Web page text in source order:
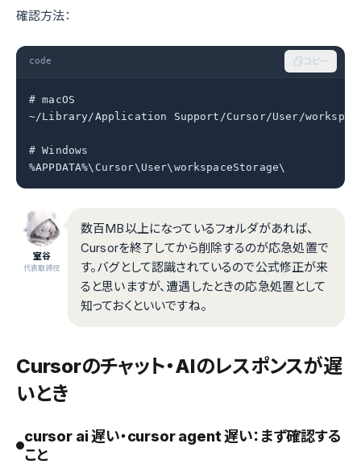
確認方法：
code コピー
# macOS
~/Library/Application Support/Cursor/User/
# Windows
%APPDATA%\Cursor\User\workspaceStorage\
室谷
代表取締役
数百MB以上になっているフォルダがあれば、
Cursorを終了してから削除するのが応急処置で
す。バグとして認識されているので公式修正が来
ると思いますが、遭遇したときの応急処置として
知っておくといいですね。
Cursorのチャット・AIのレスポンスが遅
いとき
cursor ai 遅い・cursor agent 遅い：まず確認する
こと